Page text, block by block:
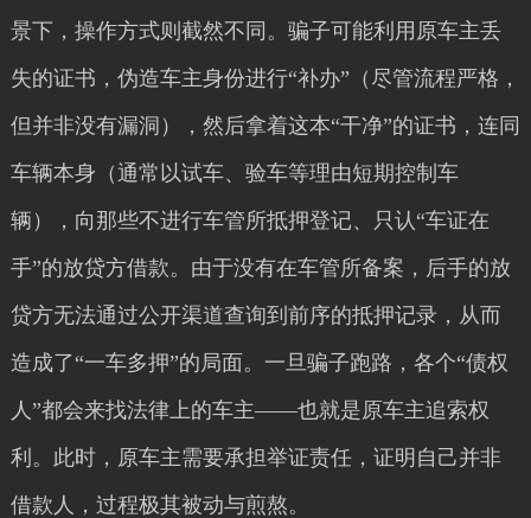
景下，操作方式则截然不同。骗子可能利用原车主丢
失的证书，伪造车主身份进行“补办”（尽管流程严格，
但并非没有漏洞），然后拿着这本“干净”的证书，连同
车辆本身（通常以试车、验车等理由短期控制车
辆），向那些不进行车管所抵押登记、只认“车证在
手”的放贷方借款。由于没有在车管所备案，后手的放
贷方无法通过公开渠道查询到前序的抵押记录，从而
造成了“一车多押”的局面。一旦骗子跑路，各个“债权
人”都会来找法律上的车主——也就是原车主追索权
利。此时，原车主需要承担举证责任，证明自己并非
借款人，过程极其被动与煎熬。